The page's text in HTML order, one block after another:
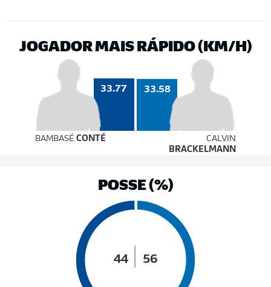
JOGADOR MAIS RÁPIDO (KM/H)
33.77 33.58
BAMBASÉ CONTÉ
CALVIN
BRACKELMANN
POSSE (%)
44 56